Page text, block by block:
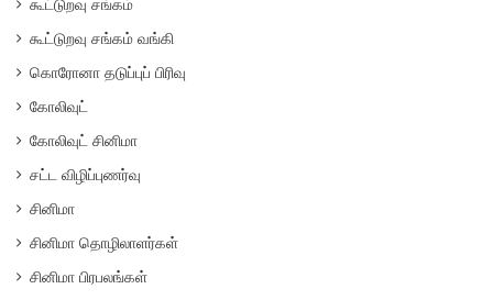
கூட்டுறவு சங்கம்
கூட்டுறவு சங்கம் வங்கி
கொரோனா தடுப்புப் பிரிவு
கோலிவுட்
கோலிவுட் சினிமா
சட்ட விழிப்புணர்வு
சினிமா
சினிமா தொழிலாளர்கள்
சினிமா பிரபலங்கள்